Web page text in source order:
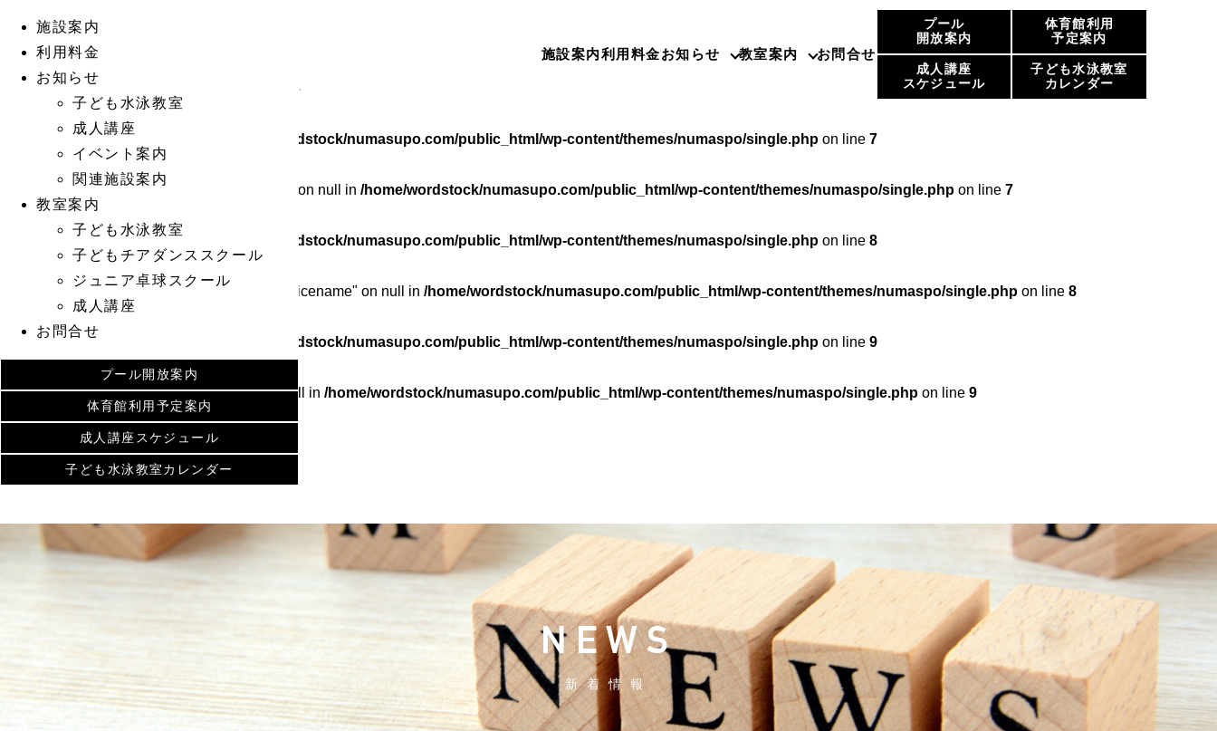
施設案内利用料金お知らせ 教室案内 お問合せ
プール
開放案内
体育館利用
予定案内
成人講座
スケジュール
子ども水泳教室
カレンダー
施設案内
利用料金
お知らせ
子ども水泳教室
成人講座
イベント案内
関連施設案内
教室案内
子ども水泳教室
子どもチアダンススクール
ジュニア卓球スクール
成人講座
お問合せ
プール開放案内
体育館利用予定案内
成人講座スケジュール
子ども水泳教室カレンダー
Warning: Undefined array key 0 in
Warning: Attempt to read property "cat_ID" on null in /home/wordstock/numasupo.com/public_html/wp-content/themes/numaspo/single.phpon line6
: Undefined array key 0 in /home/wordstock/numasupo.com/public_html/wp-content/themes/numaspo/single.php on line 7
: Attempt to read property "cat_name" on null in /home/wordstock/numasupo.com/public_html/wp-content/themes/numaspo/single.php on line 7
: Undefined array key 0 in /home/wordstock/numasupo.com/public_html/wp-content/themes/numaspo/single.php on line 8
: Attempt to read property "category_nicename" on null in /home/wordstock/numasupo.com/public_html/wp-content/themes/numaspo/single.php on line 8
Warning : Undefined array key 0 in /home/wordstock/numasupo.com/public_html/wp-content/themes/numaspo/single.php on line 9
Warning: Attempt to read property "slug" on null in /home/wordstock/numasupo.com/public_html/wp-content/themes/numaspo/single.php on line 9
NEWS
新着情報